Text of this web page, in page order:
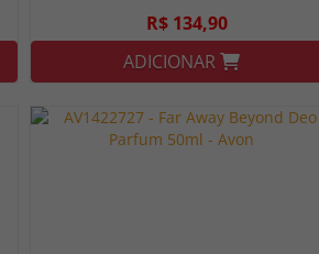
R$ 134,90
ADICIONAR